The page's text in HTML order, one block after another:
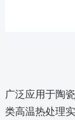
广泛应用于陶
类高温热处理实